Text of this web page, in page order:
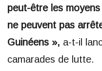
peut-être les
ne peuvent pas
Guinéens », a-t-il
camarades de lutte.